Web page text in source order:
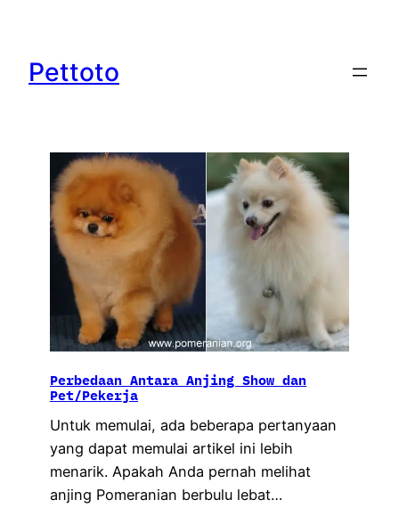
konten
Pettoto
Perbedaan Antara Anjing Show dan
Pet/Pekerja
Untuk memulai, ada beberapa pertanyaan
yang dapat memulai artikel ini lebih
menarik. Apakah Anda pernah melihat
anjing Pomeranian berbulu lebat…